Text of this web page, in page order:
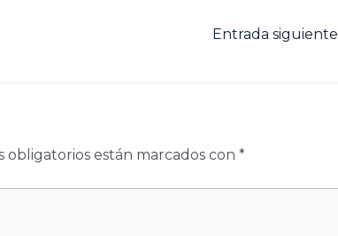
Entrada siguiente
obligatorios están marcados con *